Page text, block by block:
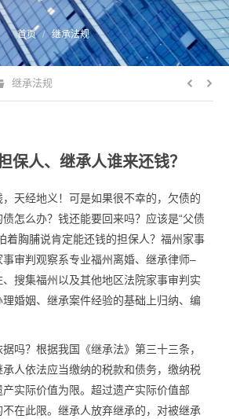
首页 继承法规
继承法规
保人、继承人谁来还钱？
天经地义！可是如果很不幸的，欠债的
怎么办？钱还能要回来吗？应该是“父债
着胸脯说肯定能还钱的担保人？福州家事
审判观察系专业福州离婚、继承律师–
搜集福州以及其他地区法院家事审判实
婚姻、继承案件经验的基础上归纳、编
吗？根据我国《继承法》第三十三条，
人依法应当缴纳的税款和债务，缴纳税
实际价值为限。超过遗产实际价值部
在此限。继承人放弃继承的，对被继承